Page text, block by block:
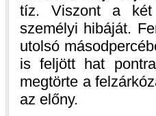
tíz. Viszont a két
személyi hibáját.
utolsó
is feljött hat
megtörte a
az előny.